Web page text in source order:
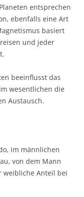
entsprechen
ebenfalls eine Art
basiert
und jeder
beeinflusst das
wesentlichen die
Austausch.
im männlichen
von dem Mann
weibliche Anteil bei